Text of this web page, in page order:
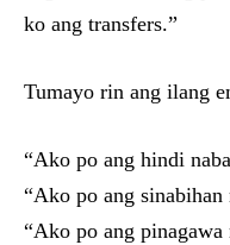
ko ang transfers.”
Tumayo rin ang ilang
“Ako po ang hindi
“Ako po ang sinabihan
“Ako po ang